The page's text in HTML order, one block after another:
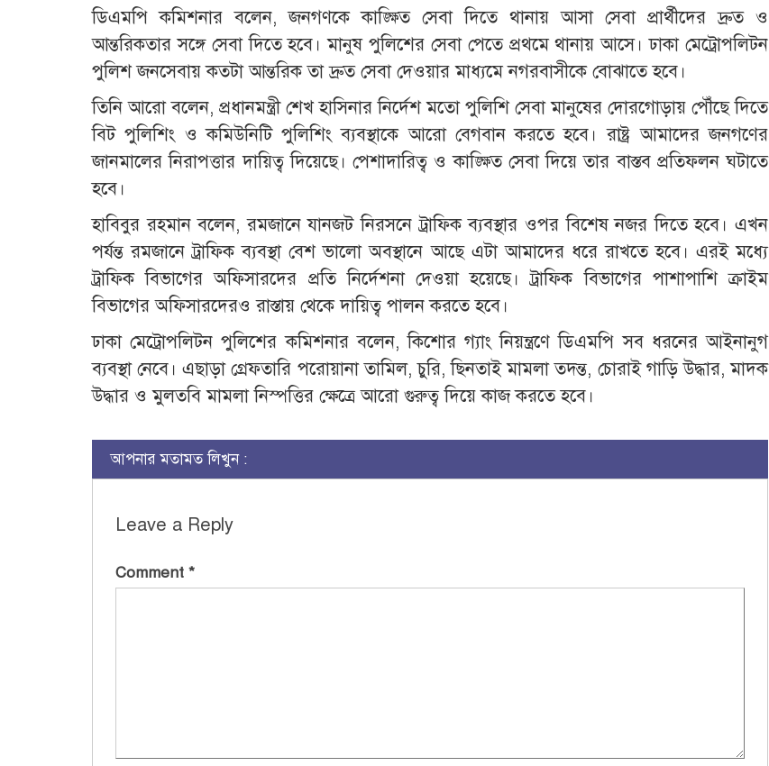
ডিএমপি কমিশনার বলেন, জনগণকে কাঙ্ক্ষিত সেবা দিতে থানায় আসা সেবা প্রার্থীদের দ্রুত ও
আন্তরিকতার সঙ্গে সেবা দিতে হবে। মানুষ পুলিশের সেবা পেতে প্রথমে থানায় আসে। ঢাকা মেট্রোপলিটন
পুলিশ জনসেবায় কতটা আন্তরিক তা দ্রুত সেবা দেওয়ার মাধ্যমে নগরবাসীকে বোঝাতে হবে।
তিনি আরো বলেন, প্রধানমন্ত্রী শেখ হাসিনার নির্দেশ মতো পুলিশি সেবা মানুষের দোরগোড়ায় পৌঁছে দিতে
বিট পুলিশিং ও কমিউনিটি পুলিশিং ব্যবস্থাকে আরো বেগবান করতে হবে। রাষ্ট্র আমাদের জনগণের
জানমালের নিরাপত্তার দায়িত্ব দিয়েছে। পেশাদারিত্ব ও কাঙ্ক্ষিত সেবা দিয়ে তার বাস্তব প্রতিফলন ঘটাতে
হবে।
হাবিবুর রহমান বলেন, রমজানে যানজট নিরসনে ট্রাফিক ব্যবস্থার ওপর বিশেষ নজর দিতে হবে। এখন
পর্যন্ত রমজানে ট্রাফিক ব্যবস্থা বেশ ভালো অবস্থানে আছে এটা আমাদের ধরে রাখতে হবে। এরই মধ্যে
ট্রাফিক বিভাগের অফিসারদের প্রতি নির্দেশনা দেওয়া হয়েছে। ট্রাফিক বিভাগের পাশাপাশি ক্রাইম
বিভাগের অফিসারদেরও রাস্তায় থেকে দায়িত্ব পালন করতে হবে।
ঢাকা মেট্রোপলিটন পুলিশের কমিশনার বলেন, কিশোর গ্যাং নিয়ন্ত্রণে ডিএমপি সব ধরনের আইনানুগ
ব্যবস্থা নেবে। এছাড়া গ্রেফতারি পরোয়ানা তামিল, চুরি, ছিনতাই মামলা তদন্ত, চোরাই গাড়ি উদ্ধার, মাদক
উদ্ধার ও মুলতবি মামলা নিস্পত্তির ক্ষেত্রে আরো গুরুত্ব দিয়ে কাজ করতে হবে।
আপনার মতামত লিখুন :
Leave a Reply
Comment *